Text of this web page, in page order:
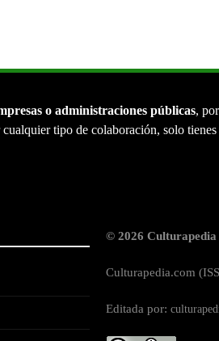
o administraciones públicas,
tipo de colaboración, solo tienes
© 2026 Culturapedia
Culturapedia.com
Editada por: